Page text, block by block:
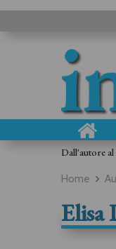
Dall'autore
Home
Elisa